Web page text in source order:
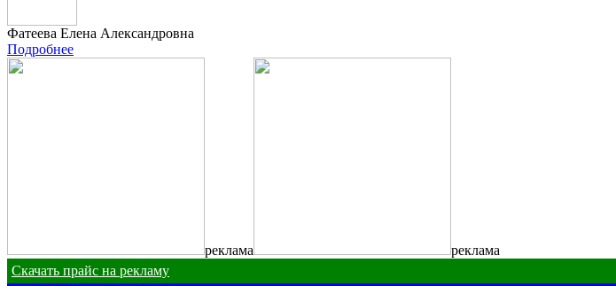
Фатеева Елена Александровна
Подробнее
реклама
реклама
Скачать прайс на рекламу